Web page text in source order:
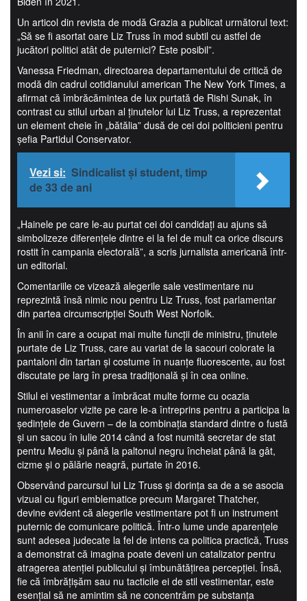
Un articol din revista de modă Grazia a publicat următorul text:
„Să se fi asortat oare Liz Truss în mod subtil cu astfel de
jucători politici atât de puternici? Este posibil”.
Vanessa Friedman, directoarea departamentului de critică de
modă din cadrul cotidianului american The New York Times, a
afirmat că îmbrăcămintea de lux purtată de Rishi Sunak, în
contrast cu stilul urban al ţinutelor lui Liz Truss, a reprezentat
un element cheie în „bătălia” dusă de cei doi politicieni pentru
şefia Partidul Conservator.
Vezi si: Sindicalist și student, timp
de 33 de ani
„Hainele pe care le-au purtat cei doi candidaţi au ajuns să
simbolizeze diferenţele dintre ei la fel de mult ca orice discurs
rostit în campania electorală”, a scris jurnalista americană într-
un editorial.
Comentariile ce vizează alegerile sale vestimentare nu
reprezintă însă nimic nou pentru Liz Truss, fost parlamentar
din partea circumscripţiei South West Norfolk.
În anii în care a ocupat mai multe funcţii de ministru, ţinutele
purtate de Liz Truss, care au variat de la sacouri colorate la
pantaloni din tartan şi costume în nuanţe fluorescente, au fost
discutate pe larg în presa tradiţională şi în cea online.
Stilul ei vestimentar a îmbrăcat multe forme cu ocazia
numeroaselor vizite pe care le-a întreprins pentru a participa la
şedinţele de Guvern – de la combinaţia standard dintre o fustă
şi un sacou în iulie 2014 când a fost numită secretar de stat
pentru Mediu şi până la paltonul negru încheiat până la gât,
cizme şi o pălărie neagră, purtate în 2016.
Observând parcursul lui Liz Truss și dorința sa de a se asocia
vizual cu figuri emblematice precum Margaret Thatcher,
devine evident că alegerile vestimentare pot fi un instrument
puternic de comunicare politică. Într-o lume unde aparențele
sunt adesea judecate la fel de intens ca politica practică, Truss
a demonstrat că imagina poate deveni un catalizator pentru
atragerea atenției publicului și îmbunătățirea percepției. Însă,
fie că îmbrățișăm sau nu tacticile ei de stil vestimentar, este
esențial să ne amintim să ne concentrăm pe substanța